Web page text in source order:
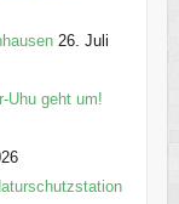
26. Juli
Uhu geht um!